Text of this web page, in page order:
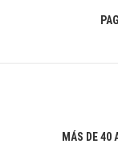
MÁS DE 40